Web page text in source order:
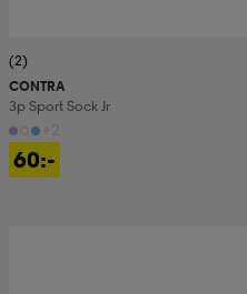
(2)
CONTRA
3p Sport Sock Jr
60:-